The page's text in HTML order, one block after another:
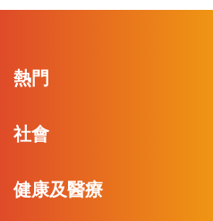
熱門
社會
健康及醫療